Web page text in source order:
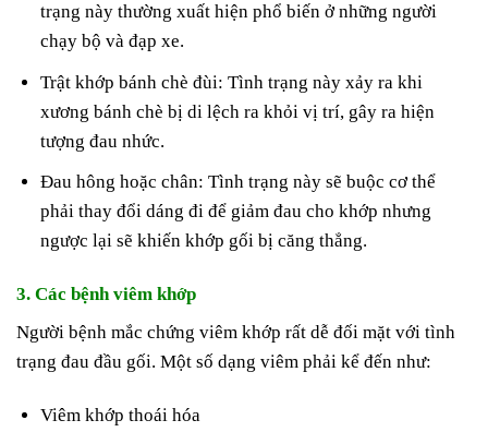
trạng này thường xuất hiện phổ biến ở những người
chạy bộ và đạp xe.
Trật khớp bánh chè đùi: Tình trạng này xảy ra khi
xương bánh chè bị di lệch ra khỏi vị trí, gây ra hiện
tượng đau nhức.
Đau hông hoặc chân: Tình trạng này sẽ buộc cơ thể
phải thay đổi dáng đi để giảm đau cho khớp nhưng
ngược lại sẽ khiến khớp gối bị căng thẳng.
3. Các bệnh viêm khớp
Người bệnh mắc chứng viêm khớp rất dễ đối mặt với tình
trạng đau đầu gối. Một số dạng viêm phải kể đến như:
Viêm khớp thoái hóa